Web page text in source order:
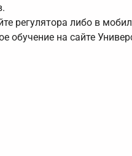
регулятора либо в
обучение на сайте